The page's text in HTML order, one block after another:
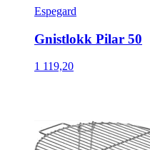
Espegard
Gnistlokk Pilar 50
1 119,20